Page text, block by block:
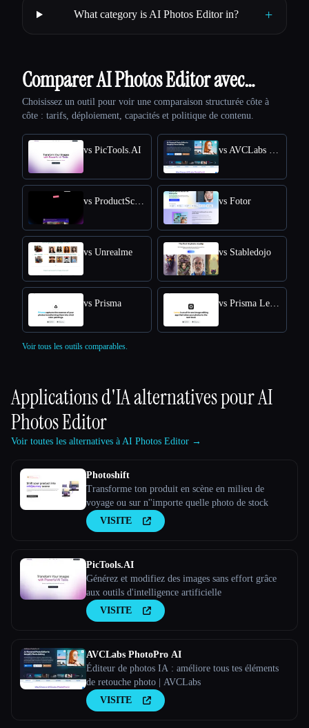
What category is AI Photos Editor in? +
Comparer AI Photos Editor avec…
Choisissez un outil pour voir une comparaison structurée côte à
côte : tarifs, déploiement, capacités et politique de contenu.
vs PicTools.AI vs AVCLabs PhotoPro AI
vs ProductScope AI vs Fotor
vs Unrealme vs Stabledojo
vs Prisma vs Prisma Lensa
Voir tous les outils comparables.
Applications d'IA alternatives pourAI
Photos Editor
Voir toutes les alternatives à AI Photos Editor →
Photoshift
Transforme ton produit en scène en milieu de
voyage ou sur n''importe quelle photo de stock
VISITE
PicTools.AI
Générez et modifiez des images sans effort grâce
aux outils d'intelligence artificielle
VISITE
AVCLabs PhotoPro AI
Éditeur de photos IA : améliore tous tes éléments
de retouche photo | AVCLabs
VISITE